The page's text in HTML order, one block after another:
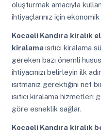
oluşturmak amacıyla
ihtiyaçlarınız için
Kocaeli Kandıra kiralık
kiralamaısıtıcı kiralama
gereken bazı önemli
ihtiyacınızı belirleyin ilk
ısıtmanız gerektiğini net
ısıtıcı kiralama hizmetleri
göre esneklik sağlar.
Kocaeli Kandıra kiralık